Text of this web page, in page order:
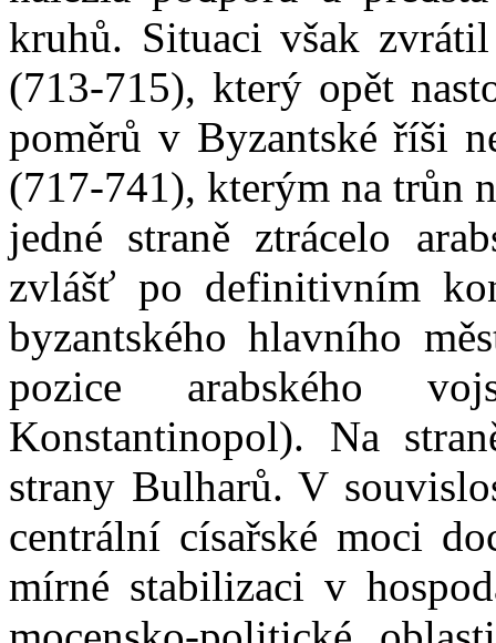
kruhů. Situaci však zvrátil
(713-715), který opět
poměrů v Byzantské říši
(717-741), kterým na trůn
jedné straně ztrácelo
zvlášť po definitivním
byzantského hlavního
pozice arabského
Konstantinopol). Na
strany Bulharů. V
centrální císařské moci
mírné stabilizaci v